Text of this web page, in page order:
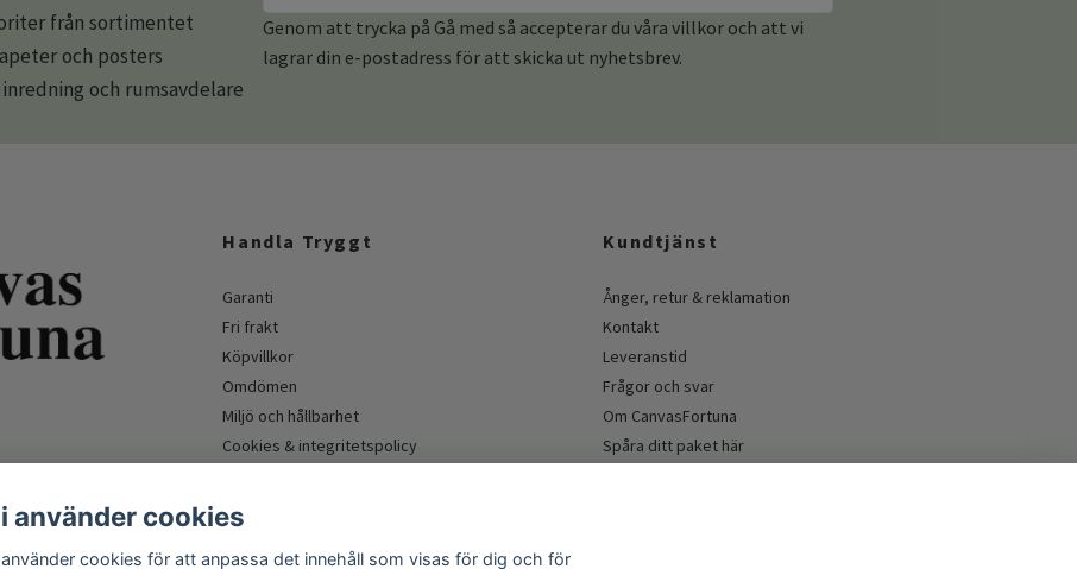
från sortimentet
och posters
och rumsavdelare
Genom att trycka på Gå med så accepterar du våra villkor och att vi
lagrar din e-postadress för att skicka ut nyhetsbrev.
Handla Tryggt
Garanti
Fri frakt
Köpvillkor
Omdömen
Miljö och hållbarhet
Cookies & integritetspolicy
Kundtjänst
Ånger, retur & reklamation
Kontakt
Leveranstid
Frågor och svar
Om CanvasFortuna
Spåra ditt paket här
använder cookies
cookies för att anpassa det innehåll som visas för dig och för